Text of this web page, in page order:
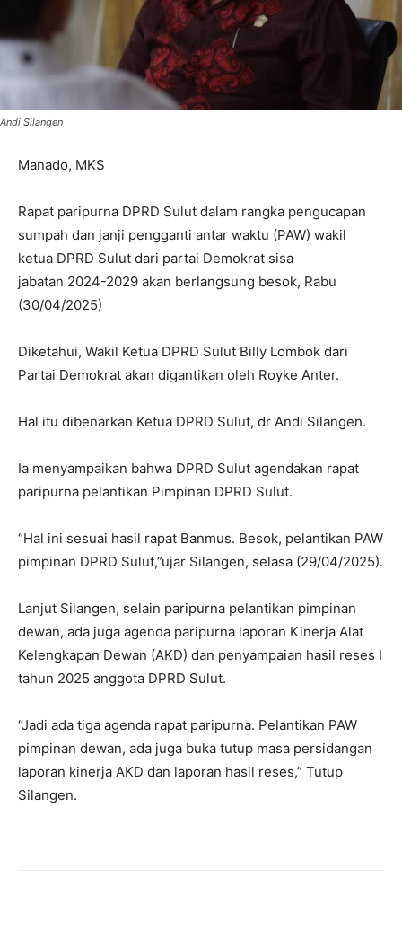
Andi Silangen
Manado, MKS
Rapat paripurna DPRD Sulut dalam rangka pengucapan
sumpah dan janji pengganti antar waktu (PAW) wakil
ketua DPRD Sulut dari partai Demokrat sisa
jabatan 2024-2029 akan berlangsung besok, Rabu
(30/04/2025)
Diketahui, Wakil Ketua DPRD Sulut Billy Lombok dari
Partai Demokrat akan digantikan oleh Royke Anter.
Hal itu dibenarkan Ketua DPRD Sulut, dr Andi Silangen.
Ia menyampaikan bahwa DPRD Sulut agendakan rapat
paripurna pelantikan Pimpinan DPRD Sulut.
“Hal ini sesuai hasil rapat Banmus. Besok, pelantikan PAW
pimpinan DPRD Sulut,”ujar Silangen, selasa (29/04/2025).
Lanjut Silangen, selain paripurna pelantikan pimpinan
dewan, ada juga agenda paripurna laporan Kinerja Alat
Kelengkapan Dewan (AKD) dan penyampaian hasil reses I
tahun 2025 anggota DPRD Sulut.
“Jadi ada tiga agenda rapat paripurna. Pelantikan PAW
pimpinan dewan, ada juga buka tutup masa persidangan
laporan kinerja AKD dan laporan hasil reses,” Tutup
Silangen.